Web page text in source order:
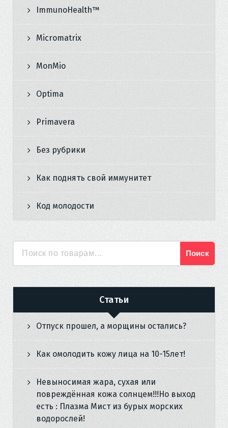
ImmunoHealth™
Micromatrix
MonMio
Optima
Primavera
Без рубрики
Как поднять свой иммунитет
Код молодости
Поиск
Статьи
Отпуск прошел, а морщины остались?
Как омолодить кожу лица на 10-15лет!
Невыносимая жара, сухая или
повреждённая кожа солнцем!!!Но выход
есть : Плазма Мист из бурых морских
водорослей!